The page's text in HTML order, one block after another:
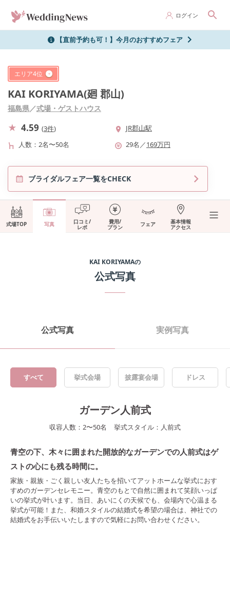
ログイン
【直前予約も可！】今月のおすすめフェア
エリア4位
KAI KORIYAMA(廻 郡山)
福島県／式場・ゲストハウス
4.59 (3件)
JR郡山駅
人数
2名〜50名 29名 ／169万円
ブライダルフェア一覧をCHECK
式場TOP 写真 口コミ/
レポ
費用/
プラン フェア 基本情報
アクセス
KAI KORIYAMAの
公式写真
公式写真 実例写真
すべて 挙式会場 披露宴会場 ドレス
ガーデン人前式
収容人数： 2〜50名 挙式スタイル： 人前式
青空の下、木々に囲まれた開放的なガーデンでの人前式はゲ
ストの心にも残る時間に。
家族・親族・ごく親しい友人たちを招いてアットホームな挙式におす
すめのガーデンセレモニー。青空のもとで自然に囲まれて笑顔いっぱ
いの挙式が叶います。当日、あいにくの天候でも、会場内で心温まる
挙式が可能！また、和婚スタイルの結婚式を希望の場合は、神社での
結婚式をお手伝いいたしますので気軽にお問い合わせください。